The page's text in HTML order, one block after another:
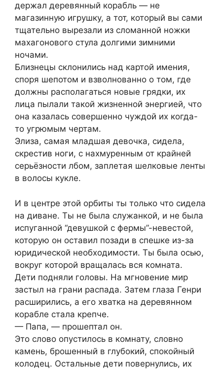
держал деревянный корабль — не
магазинную игрушку, а тот, который вы сами
тщательно вырезали из сломанной ножки
махагонового стула долгими зимними
ночами.
Близнецы склонились над картой имения,
споря шепотом и взволнованно о том, где
должны располагаться новые грядки, их
лица пылали такой жизненной энергией, что
она казалась совершенно чуждой их когда-
то угрюмым чертам.
Элиза, самая младшая девочка, сидела,
скрестив ноги, с нахмуренным от крайней
серьёзности лбом, заплетая шелковые ленты
в волосы кукле.
И в центре этой орбиты ты только что сидела
на диване. Ты не была служанкой, и не была
испуганной “девушкой с фермы”-невестой,
которую он оставил позади в спешке из-за
юридической необходимости. Ты была осью,
вокруг которой вращалась вся комната.
Дети подняли головы. На мгновение мир
застыл на грани распада. Затем глаза Генри
расширились, а его хватка на деревянном
корабле стала крепче.
— Папа, — прошептал он.
Это слово опустилось в комнату, словно
камень, брошенный в глубокий, спокойный
колодец. Остальные дети повернулись, их